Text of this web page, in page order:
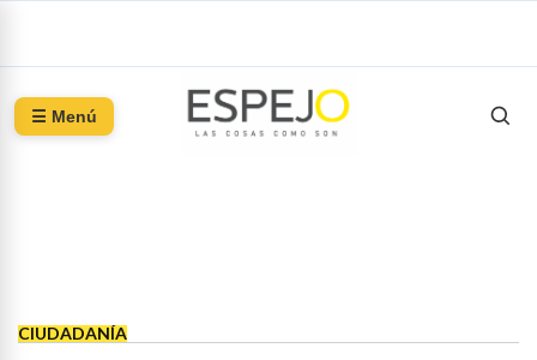
☰ Menú
CIUDADANÍA